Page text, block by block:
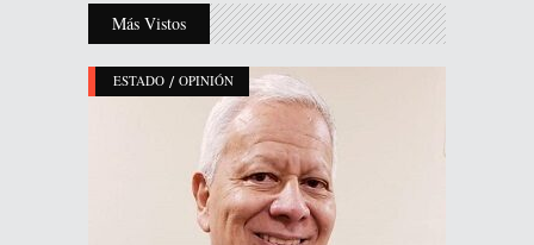
Más Vistos
ESTADO / OPINIÓN